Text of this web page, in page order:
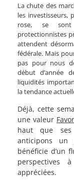
La chute des
les
rose, se sont
protectionnistes
attendent
fédérale. Mais
pas pour nous
début d’année
liquidités
la tendance
Déjà, cette
une valeur
haut que
anticipons un
bénéficie d’un
perspectives
appréciées.